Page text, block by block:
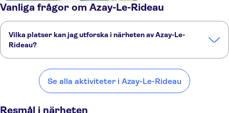
Vanliga frågor om Azay-Le-Rideau
Vilka platser kan jag utforska i närheten av Azay-Le-
Rideau?
Le-Rideau:
Chinon Loches
Se alla aktiviteter i Azay-Le-Rideau
Resmål i närheten